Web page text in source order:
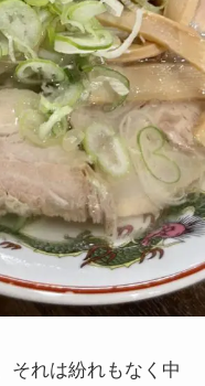
それは紛れもなく中